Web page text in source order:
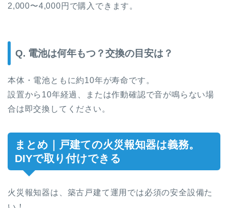
2,000〜4,000円で購入できます。
Q. 電池は何年もつ？交換の目安は？
本体・電池ともに約10年が寿命です。
設置から10年経過、または作動確認で音が鳴らない場
合は即交換してください。
まとめ｜戸建ての火災報知器は義務。
DIYで取り付けできる
火災報知器は、築古戸建て運用では必須の安全設備た